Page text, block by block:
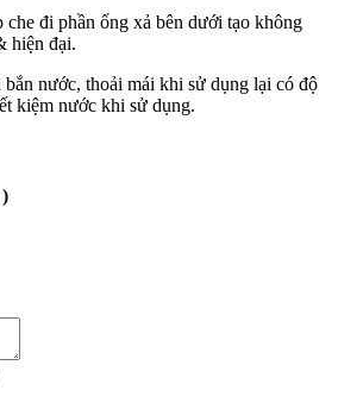
đi phần ống xả bên dưới tạo không
hiện đại.
nước, thoải mái khi sử dụng lại có độ
kiệm nước khi sử dụng.